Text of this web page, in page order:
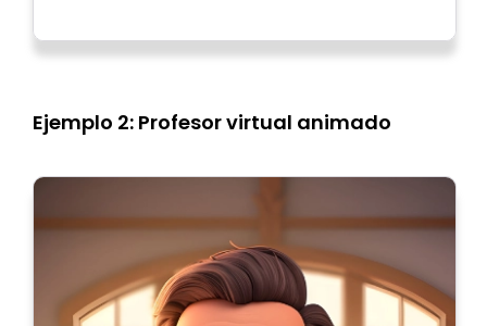
Ejemplo 2: Profesor virtual animado